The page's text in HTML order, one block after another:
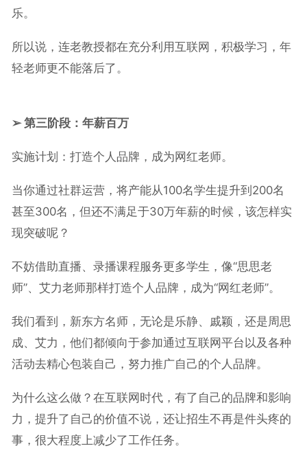
乐。
所以说，连老教授都在充分利用互联网，积极学习，年
轻老师更不能落后了。
➢ 第三阶段：年薪百万
实施计划：打造个人品牌，成为网红老师。
当你通过社群运营，将产能从100名学生提升到200名
甚至300名，但还不满足于30万年薪的时候，该怎样实
现突破呢？
不妨借助直播、录播课程服务更多学生，像“思思老
师”、艾力老师那样打造个人品牌，成为“网红老师”。
我们看到，新东方名师，无论是乐静、戚颖，还是周思
成、艾力，他们都倾向于参加通过互联网平台以及各种
活动去精心包装自己，努力推广自己的个人品牌。
为什么这么做？在互联网时代，有了自己的品牌和影响
力，提升了自己的价值不说，还让招生不再是件头疼的
事，很大程度上减少了工作任务。